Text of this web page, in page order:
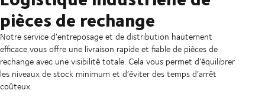
pièces de rechange
Notre service d’entreposage et de distribution hautement
efficace vous offre une livraison rapide et fiable de pièces de
rechange avec une visibilité totale. Cela vous permet d’équilibrer
les niveaux de stock minimum et d’éviter des temps d’arrêt
coûteux.